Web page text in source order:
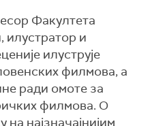
Факултета
илустратор и
илуструје
филмова, а
ради омоте за
филмова. О
најзначајнијим